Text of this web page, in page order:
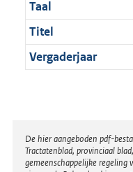
Taal
Titel
Vergaderjaar
Disclaimer
De hier aangeboden pdf-
Tractatenblad, provinciaal
gemeenschappelijke regeling